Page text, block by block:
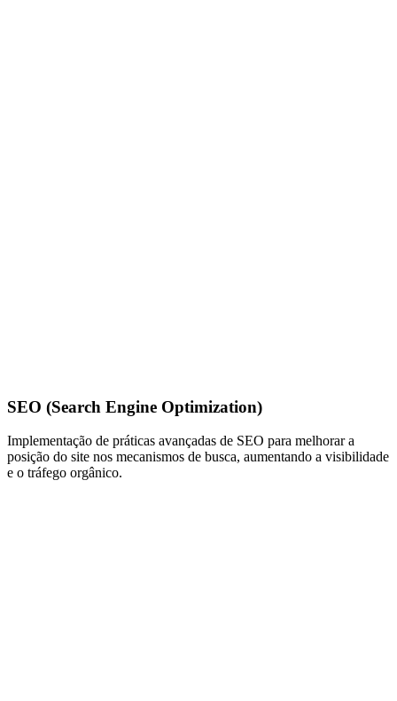
SEO (Search Engine Optimization)
Implementação de práticas avançadas de SEO para melhorar a
posição do site nos mecanismos de busca, aumentando a visibilidade
e o tráfego orgânico.